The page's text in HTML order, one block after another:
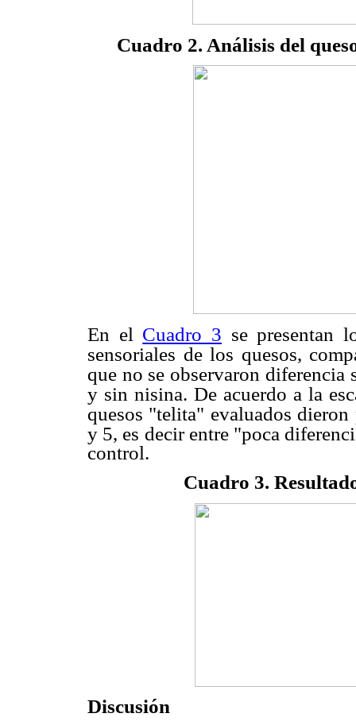
Cuadro 2. Análisis del
En el Cuadro 3 se presentan
sensoriales de los quesos,
que no se observaron diferencia
y sin nisina. De acuerdo a la
quesos "telita" evaluados
y 5, es decir entre "poca
control.
Cuadro 3.
Discusión